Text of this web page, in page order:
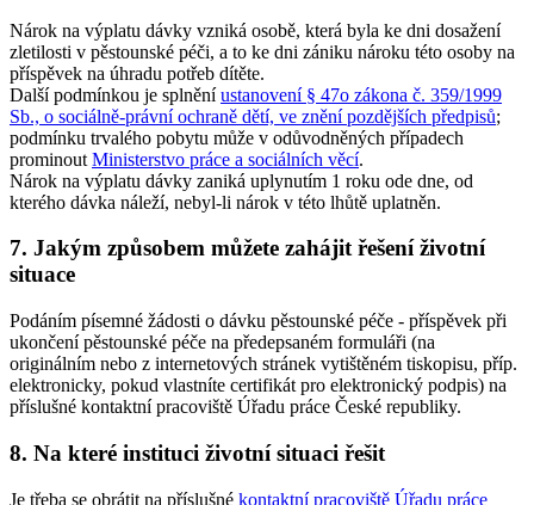
Nárok na výplatu dávky vzniká osobě, která byla ke dni dosažení
zletilosti v pěstounské péči, a to ke dni zániku nároku této osoby na
příspěvek na úhradu potřeb dítěte.
Další podmínkou je splněníustanovení § 47o zákona č. 359/1999
Sb., o sociálně-právní ochraně dětí, ve znění pozdějších předpisů;
podmínku trvalého pobytu může v odůvodněných případech
prominout Ministerstvo práce a sociálních věcí.
Nárok na výplatu dávky zaniká uplynutím 1 roku ode dne, od
kterého dávka náleží, nebyl-li nárok v této lhůtě uplatněn.
7. Jakým způsobem můžete zahájit řešení životní
situace
Podáním písemné žádosti o dávku pěstounské péče - příspěvek při
ukončení pěstounské péče na předepsaném formuláři (na
originálním nebo z internetových stránek vytištěném tiskopisu, příp.
elektronicky, pokud vlastníte certifikát pro elektronický podpis) na
příslušné kontaktní pracoviště Úřadu práce České republiky.
8. Na které instituci životní situaci řešit
Je třeba se obrátit na příslušné kontaktní pracoviště Úřadu práce